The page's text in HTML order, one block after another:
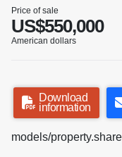
Price of sale
US$550,000
American dollars
Download
information
models/